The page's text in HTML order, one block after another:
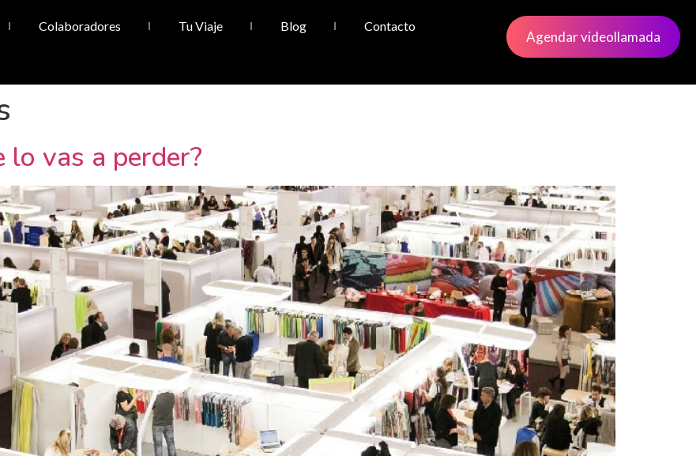
Colaboradores Tu Viaje Blog Contacto
Agendar videollamada
lo vas a perder?